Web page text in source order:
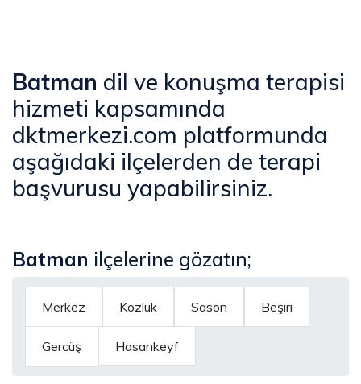
Batman dil ve konuşma terapisi
hizmeti kapsamında
dktmerkezi.com platformunda
aşağıdaki ilçelerden de terapi
başvurusu yapabilirsiniz.
Batman ilçelerine gözatın;
Merkez Kozluk Sason Beşiri
Gercüş Hasankeyf